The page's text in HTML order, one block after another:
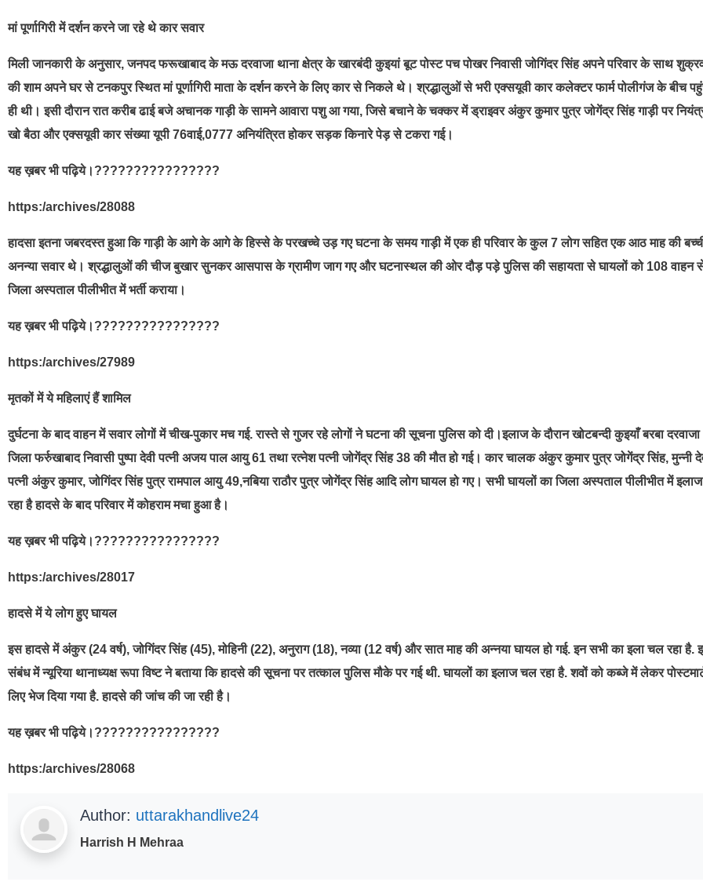
मां पूर्णागिरी में दर्शन करने जा रहे थे कार सवार
मिली जानकारी के अनुसार, जनपद फरूखाबाद के मऊ दरवाजा थाना क्षेत्र के खारबंदी कुइयां बूट पोस्ट पच पोखर निवासी जोगिंदर सिंह अपने परिवार के साथ
की शाम अपने घर से टनकपुर स्थित मां पूर्णागिरी माता के दर्शन करने के लिए कार से निकले थे। श्रद्धालुओं से भरी एक्सयूवी कार कलेक्टर फार्म पोलीगंज के बीच
ही थी। इसी दौरान रात करीब ढाई बजे अचानक गाड़ी के सामने आवारा पशु आ गया, जिसे बचाने के चक्कर में ड्राइवर अंकुर कुमार पुत्र जोगेंद्र सिंह गाड़ी पर
खो बैठा और एक्सयूवी कार संख्या यूपी 76वाई,0777 अनियंत्रित होकर सड़क किनारे पेड़ से टकरा गई।
यह ख़बर भी पढ़िये।????????????????
https:/archives/28088
हादसा इतना जबरदस्त हुआ कि गाड़ी के आगे के आगे के हिस्से के परखच्चे उड़ गए घटना के समय गाड़ी में एक ही परिवार के कुल 7 लोग सहित एक आठ माह की
अनन्या सवार थे। श्रद्धालुओं की चीज बुखार सुनकर आसपास के ग्रामीण जाग गए और घटनास्थल की ओर दौड़ पड़े पुलिस की सहायता से घायलों को 108 वाहन
जिला अस्पताल पीलीभीत में भर्ती कराया।
यह ख़बर भी पढ़िये।????????????????
https:/archives/27989
मृतकों में ये महिलाएं हैं शामिल
दुर्घटना के बाद वाहन में सवार लोगों में चीख-पुकार मच गई. रास्ते से गुजर रहे लोगों ने घटना की सूचना पुलिस को दी।इलाज के दौरान खोटबन्दी कुइयाँ बरबा दरवाजा
जिला फर्रुखाबाद निवासी पुष्पा देवी पत्नी अजय पाल आयु 61 तथा रत्नेश पत्नी जोगेंद्र सिंह 38 की मौत हो गई। कार चालक अंकुर कुमार पुत्र जोगेंद्र सिंह, मुन्नी
पत्नी अंकुर कुमार, जोगिंदर सिंह पुत्र रामपाल आयु 49,नबिया राठौर पुत्र जोगेंद्र सिंह आदि लोग घायल हो गए। सभी घायलों का जिला अस्पताल पीलीभीत में
रहा है हादसे के बाद परिवार में कोहराम मचा हुआ है।
यह ख़बर भी पढ़िये।????????????????
https:/archives/28017
हादसे में ये लोग हुए घायल
इस हादसे में अंकुर (24 वर्ष), जोगिंदर सिंह (45), मोहिनी (22), अनुराग (18), नव्या (12 वर्ष) और सात माह की अन्नया घायल हो गई. इन सभी का इला चल रहा है.
संबंध में न्यूरिया थानाध्यक्ष रूपा विष्ट ने बताया कि हादसे की सूचना पर तत्काल पुलिस मौके पर गई थी. घायलों का इलाज चल रहा है. शवों को कब्जे में लेकर
लिए भेज दिया गया है. हादसे की जांच की जा रही है।
यह ख़बर भी पढ़िये।????????????????
https:/archives/28068
Author: uttarakhandlive24
Harrish H Mehraa